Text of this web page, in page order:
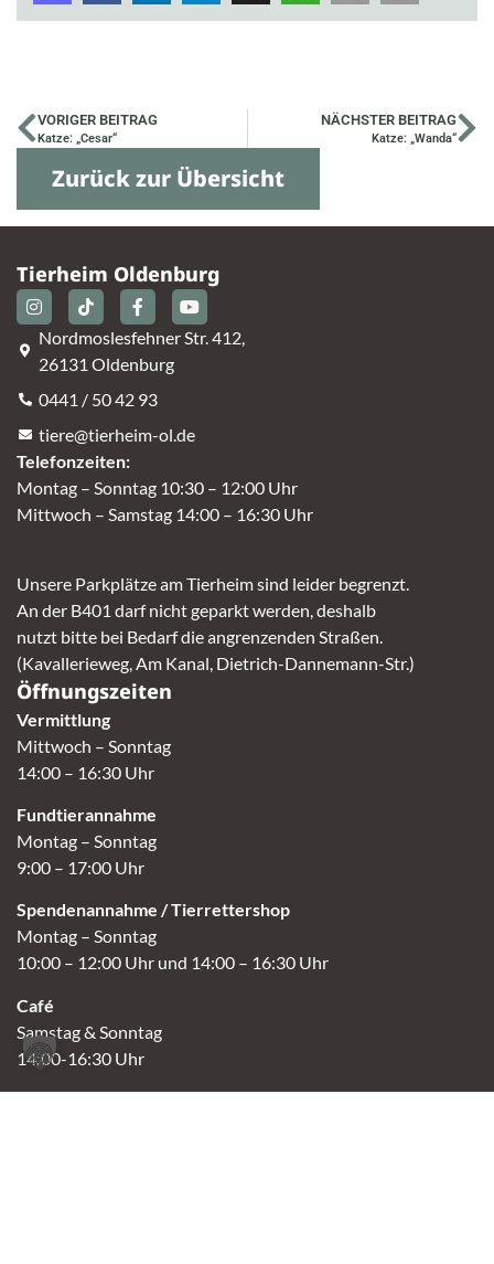
VORIGER BEITRAG
Katze: „Cesar“
NÄCHSTER BEITRAG
Katze: „Wanda“
Zurück zur Übersicht
Tierheim Oldenburg
Nordmoslesfehner Str. 412,
26131 Oldenburg
0441 / 50 42 93
tiere@tierheim-ol.de
Telefonzeiten:
Montag – Sonntag 10:30 – 12:00 Uhr
Mittwoch – Samstag 14:00 – 16:30 Uhr
Unsere Parkplätze am Tierheim sind leider begrenzt.
An der B401 darf nicht geparkt werden, deshalb
nutzt bitte bei Bedarf die angrenzenden Straßen.
(Kavallerieweg, Am Kanal, Dietrich-Dannemann-Str.)
Öffnungszeiten
Vermittlung
Mittwoch – Sonntag
14:00 – 16:30 Uhr
Fundtierannahme
Montag – Sonntag
9:00 – 17:00 Uhr
Spendenannahme / Tierrettershop
Montag – Sonntag
10:00 – 12:00 Uhr und 14:00 – 16:30 Uhr
Café
Samstag & Sonntag
14:00-16:30 Uhr